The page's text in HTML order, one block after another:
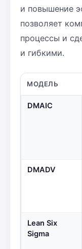
и повышение
позволяет
процессы и
и гибкими.
МОДЕЛЬ
DMAIC
DMADV
Lean Six
Sigma